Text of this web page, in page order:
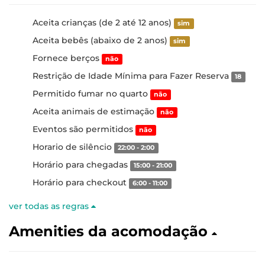
Aceita crianças (de 2 até 12 anos) sim
Aceita bebês (abaixo de 2 anos) sim
Fornece berços não
Restrição de Idade Mínima para Fazer Reserva 18
Permitido fumar no quarto não
Aceita animais de estimação não
Eventos são permitidos não
Horario de silêncio 22:00 - 2:00
Horário para chegadas 15:00 - 21:00
Horário para checkout 6:00 - 11:00
ver todas as regras
Amenities da acomodação